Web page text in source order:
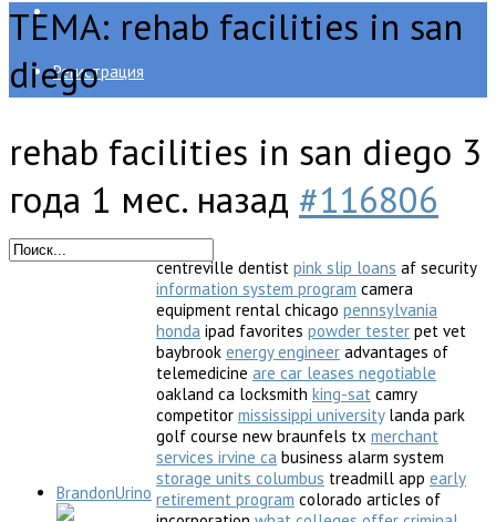
Регистрация
ТЕМА: rehab facilities in san
diego
rehab facilities in san diego 3
года 1 мес. назад #116806
BrandonUrino
centreville dentist pink slip loans af security
information system program camera
equipment rental chicago pennsylvania
honda ipad favorites powder tester pet vet
baybrook energy engineer advantages of
telemedicine are car leases negotiable
oakland ca locksmith king-sat camry
competitor mississippi universitylanda park
golf course new braunfels tx merchant
services irvine ca business alarm system
storage units columbus treadmill app early
retirement program colorado articles of